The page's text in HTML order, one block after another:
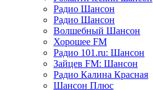
Радио Шансон
Радио Шансон
Волшебный Шансон
Хорошее FM
Радио 101.ru: Шансон
Зайцев FM: Шансон
Радио Калина Красная
Шансон Плюс